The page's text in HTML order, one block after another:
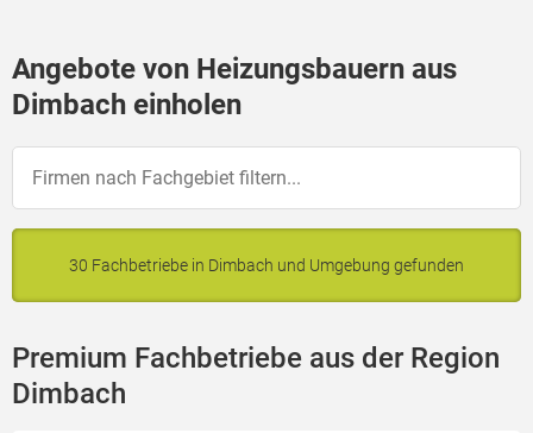
Angebote von Heizungsbauern aus
Dimbach einholen
30 Fachbetriebe in Dimbach und Umgebung gefunden
Premium Fachbetriebe aus der Region
Dimbach